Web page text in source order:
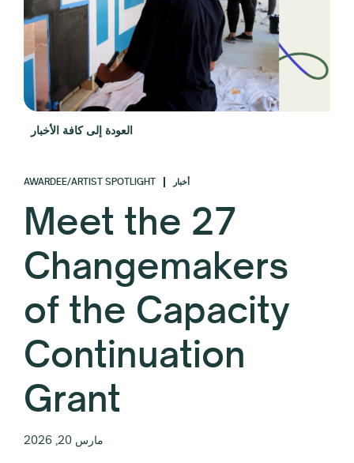
العودة إلى كافة الأخبار
AWARDEE/ARTIST SPOTLIGHT أخبار
Meet the 27
Changemakers
of the Capacity
Continuation
Grant
مارس 20, 2026